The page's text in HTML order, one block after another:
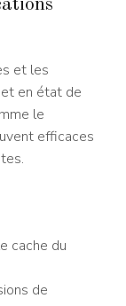
et les
en état de
le
efficaces
cache du
de